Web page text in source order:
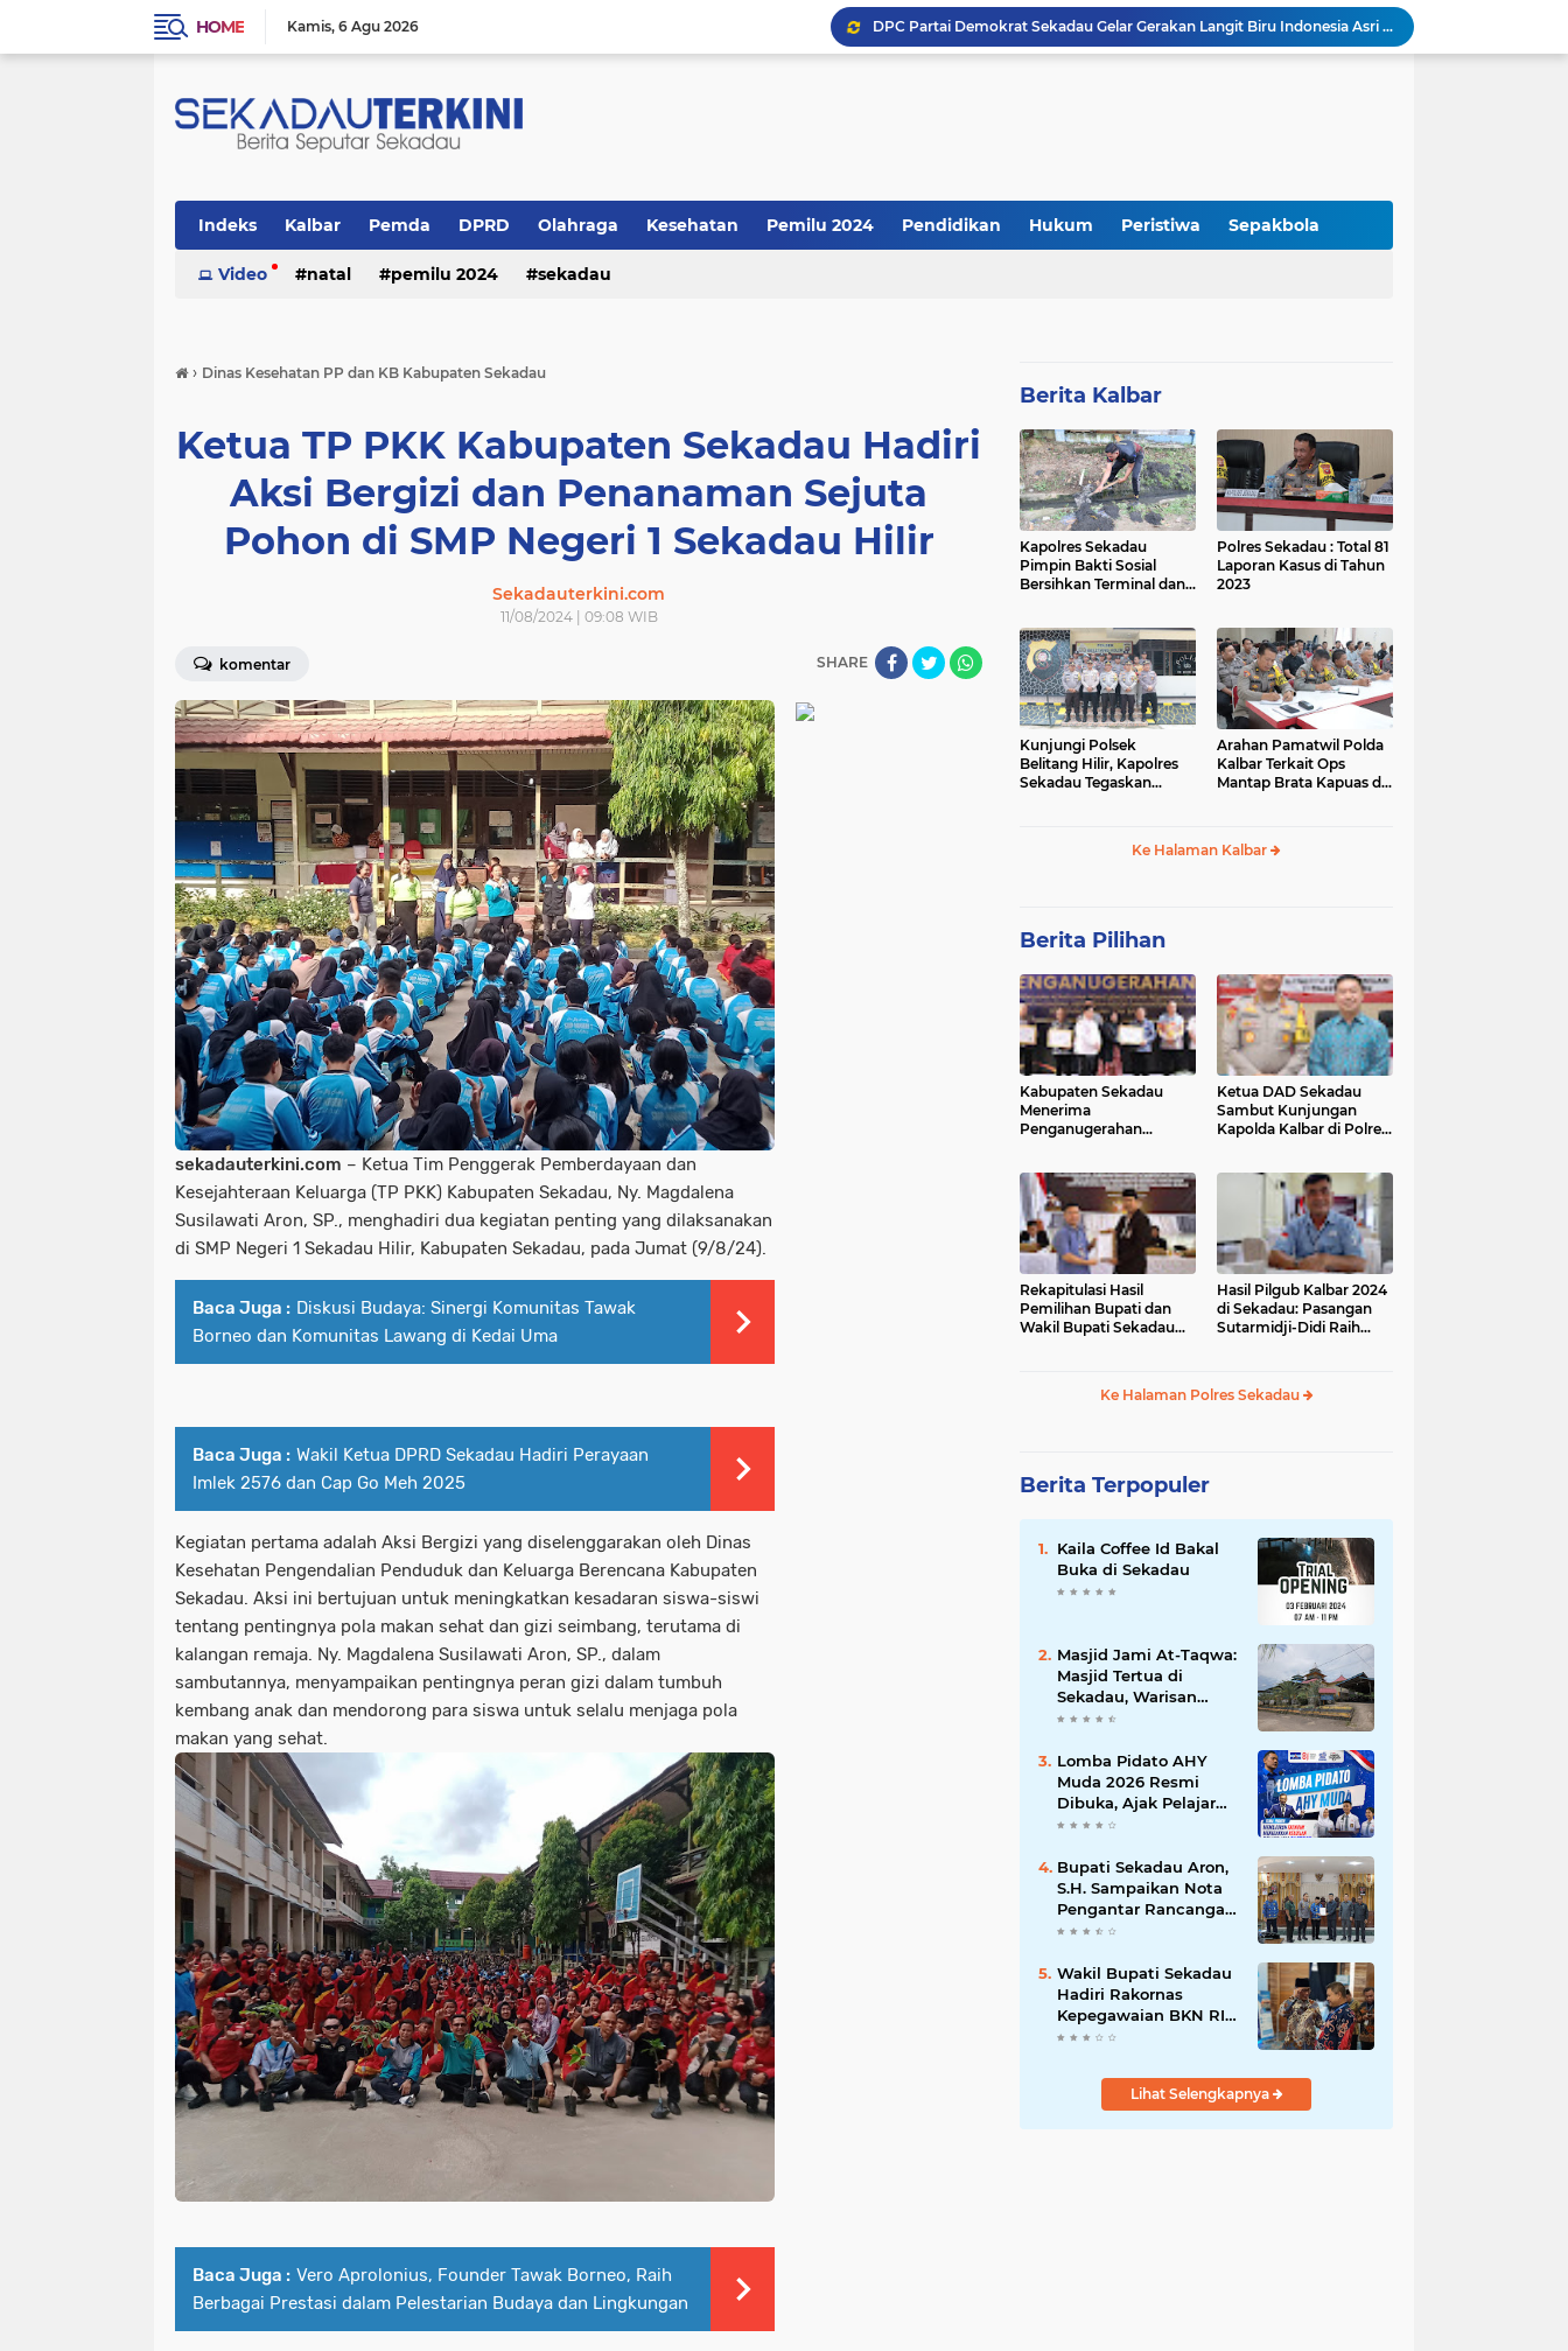
HOME Kamis 6 Agu 2026
DPC Partai Demokrat Sekadau Gelar Gerakan Langit Biru Indonesia Asri di Gereja Agung Sekadau
Pemaparan Penerimaan PBG, DPMPTSP Sekadau Sampaikan Evaluasi Retribusi dan Pajak Daerah
Kenyataannya: Apresiasi Itu Tidak Selalu Datang
Indeks Kalbar Pemda DPRD Olahraga Kesehatan Pemilu 2024 Pendidikan Hukum Peristiwa Sepakbola
Politik Religi
Video natal pemilu 2024 sekadau
› Dinas Kesehatan PP dan KB Kabupaten Sekadau
Ketua TP PKK Kabupaten Sekadau Hadiri
Aksi Bergizi dan Penanaman Sejuta
Pohon di SMP Negeri 1 Sekadau Hilir
Sekadauterkini.com
11/08/2024 | 09:08 WIB
komentar SHARE
sekadauterkini.com – Ketua Tim Penggerak Pemberdayaan dan
Kesejahteraan Keluarga (TP PKK) Kabupaten Sekadau, Ny. Magdalena
Susilawati Aron, SP., menghadiri dua kegiatan penting yang dilaksanakan
di SMP Negeri 1 Sekadau Hilir, Kabupaten Sekadau, pada Jumat (9/8/24).
Baca Juga : Diskusi Budaya: Sinergi Komunitas Tawak
Borneo dan Komunitas Lawang di Kedai Uma
Baca Juga : Wakil Ketua DPRD Sekadau Hadiri Perayaan
Imlek 2576 dan Cap Go Meh 2025
Kegiatan pertama adalah Aksi Bergizi yang diselenggarakan oleh Dinas
Kesehatan Pengendalian Penduduk dan Keluarga Berencana Kabupaten
Sekadau. Aksi ini bertujuan untuk meningkatkan kesadaran siswa-siswi
tentang pentingnya pola makan sehat dan gizi seimbang, terutama di
kalangan remaja. Ny. Magdalena Susilawati Aron, SP., dalam
sambutannya, menyampaikan pentingnya peran gizi dalam tumbuh
kembang anak dan mendorong para siswa untuk selalu menjaga pola
makan yang sehat.
Baca Juga : Vero Aprolonius, Founder Tawak Borneo, Raih
Berbagai Prestasi dalam Pelestarian Budaya dan Lingkungan
Berita Kalbar
Kapolres Sekadau
Pimpin Bakti Sosial
Bersihkan Terminal dan
Polres Sekadau : Total 81
Laporan Kasus di Tahun
2023
Kunjungi Polsek
Belitang Hilir, Kapolres
Sekadau Tegaskan
Arahan Pamatwil Polda
Kalbar Terkait Ops
Mantap Brata Kapuas di
Ke Halaman Kalbar
Berita Pilihan
Kabupaten Sekadau
Menerima
Penganugerahan
Publik
Ketua DAD Sekadau
Sambut Kunjungan
Kapolda Kalbar di Polres
Rekapitulasi Hasil
Pemilihan Bupati dan
Wakil Bupati Sekadau
Hasil Pilgub Kalbar 2024
di Sekadau: Pasangan
Sutarmidji-Didi Raih
Ke Halaman Polres Sekadau
Berita Terpopuler
Kaila Coffee Id Bakal
Buka di Sekadau
Masjid Jami At-Taqwa:
Masjid Tertua di
Sekadau, Warisan
Abad ke-19
Lomba Pidato AHY
Muda 2026 Resmi
Dibuka, Ajak Pelajar
Sekadau Suarakan
Depan Bangsa
Bupati Sekadau Aron,
S.H. Sampaikan Nota
Pengantar Rancangan
Awal RPJPD
2025-2045
Wakil Bupati Sekadau
Hadiri Rakornas
Kepegawaian BKN RI
di Jakarta
Lihat Selengkapnya